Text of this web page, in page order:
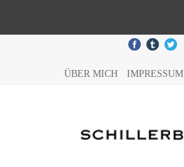
ÜBER MICH IMPRESSUM